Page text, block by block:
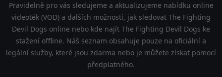
Pravidelně pro vás sledujeme a aktualizujeme nabídku online
videoték (VOD) a dalších možností, jak sledovat The Fighting
Devil Dogs online nebo kde najít The Fighting Devil Dogs ke
stažení offline. Náš seznam obsahuje pouze na oficiální a
legální služby, které jsou zdarma nebo je můžete získat pomocí
předplatného.